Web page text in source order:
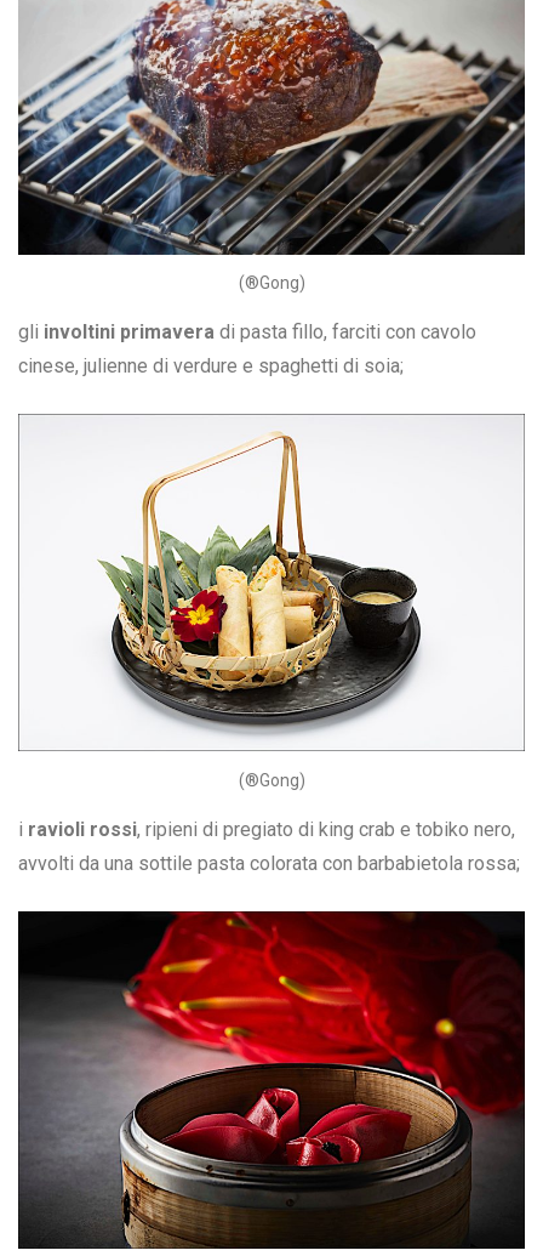
(®Gong)
gli involtini primavera di pasta fillo, farciti con cavolo
cinese, julienne di verdure e spaghetti di soia;
(®Gong)
i ravioli rossi, ripieni di pregiato di king crab e tobiko nero,
avvolti da una sottile pasta colorata con barbabietola rossa;